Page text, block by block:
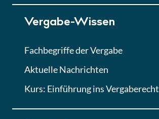
Vergabe-Wissen
Fachbegriffe der Vergabe
Aktuelle Nachrichten
Kurs: Einführung ins Vergaberecht